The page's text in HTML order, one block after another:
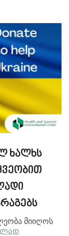
ხალხს
მიიღოს